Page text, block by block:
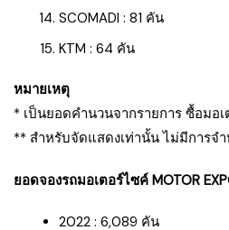
SCOMADI : 81 คัน
KTM : 64 คัน
หมายเหตุ
* เป็นยอดคำนวนจากรายการ ซื้อมอ
** สำหรับจัดแสดงเท่านั้น ไม่มีการจ
ยอดจองรถมอเตอร์ไซค์ MOTOR
2022 : 6,089 คัน